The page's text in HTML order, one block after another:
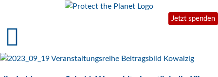
Jetzt spenden